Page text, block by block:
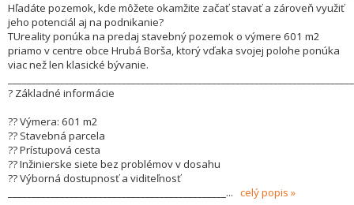
Hľadáte pozemok, kde môžete okamžite začať stavať a zároveň využiť
jeho potenciál aj na podnikanie?
TUreality ponúka na predaj stavebný pozemok o výmere 601 m2
priamo v centre obce Hrubá Borša, ktorý vďaka svojej polohe ponúka
viac než len klasické bývanie.
? Základné informácie
?? Výmera: 601 m2
?? Stavebná parcela
?? Prístupová cesta
?? Inžinierske siete bez problémov v dosahu
?? Výborná dostupnosť a viditeľnosť
... celý popis